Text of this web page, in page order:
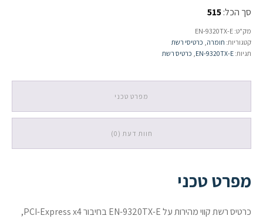
EN-
E
10
Gigabit
E
סך הכל:515
מק"ט: EN-9320TX-E
קטגוריות: חומרה כרטיסי רשת
תגיות: EN-9320TX-E כרטיס רשת
מפרט טכני
חוות דעת (0)
מפרט טכני
כרטיס רשת קווי מהירות על EN-9320TX-E בחיבור PCI-Express x4,